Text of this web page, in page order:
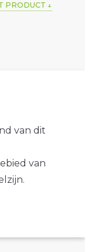
PRODUCT
van dit
van